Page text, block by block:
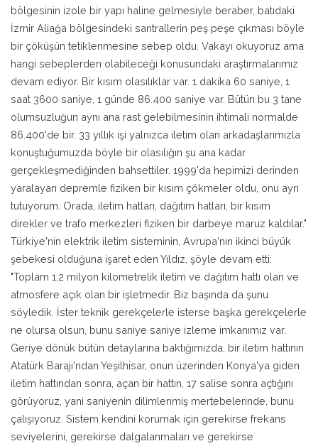
bölgesinin izole bir yapı haline gelmesiyle beraber, batıdaki
İzmir Aliağa bölgesindeki santrallerin peş peşe çıkması böyle
bir çöküşün tetiklenmesine sebep oldu. Vakayı okuyoruz ama
hangi sebeplerden olabileceği konusundaki araştırmalarımız
devam ediyor. Bir kısım olasılıklar var. 1 dakika 60 saniye, 1
saat 3600 saniye, 1 günde 86.400 saniye var. Bütün bu 3 tane
olumsuzluğun aynı ana rast gelebilmesinin ihtimali normalde
86.400'de bir. 33 yıllık işi yalnızca iletim olan arkadaşlarımızla
konuştuğumuzda böyle bir olasılığın şu ana kadar
gerçekleşmediğinden bahsettiler. 1999'da hepimizi derinden
yaralayan depremle fiziken bir kısım çökmeler oldu, onu ayrı
tutuyorum. Orada, iletim hatları, dağıtım hatları, bir kısım
direkler ve trafo merkezleri fiziken bir darbeye maruz kaldılar."
Türkiye'nin elektrik iletim sisteminin, Avrupa'nın ikinci büyük
şebekesi olduğuna işaret eden Yıldız, şöyle devam etti:
"Toplam 1,2 milyon kilometrelik iletim ve dağıtım hattı olan ve
atmosfere açık olan bir işletmedir. Biz başında da şunu
söyledik. İster teknik gerekçelerle isterse başka gerekçelerle
ne olursa olsun, bunu saniye saniye izleme imkanımız var.
Geriye dönük bütün detaylarına baktığımızda, bir iletim hattının
Atatürk Barajı'ndan Yeşilhisar, onun üzerinden Konya'ya giden
iletim hattından sonra, açan bir hattın, 17 salise sonra açtığını
görüyoruz, yani saniyenin dilimlenmiş mertebelerinde, bunu
çalışıyoruz. Sistem kendini korumak için gerekirse frekans
seviyelerini, gerekirse dalgalanmaları ve gerekirse